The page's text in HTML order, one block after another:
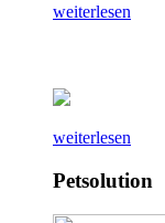
weiterlesen
weiterlesen
Petsolution